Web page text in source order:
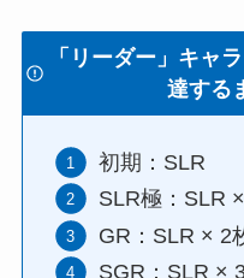
「リーダー」キャ
達する
初期：SLR
SLR極：SLR
GR：SLR × 2
SGR：SLR ×